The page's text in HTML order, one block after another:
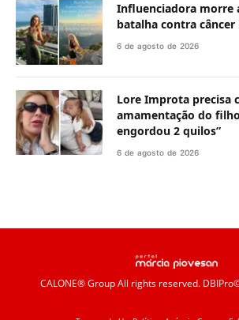
Influenciadora morre
batalha contra câncer
6 de agosto de 2026
Lore Improta precisa
amamentação do
engordou 2 quilos”
6 de agosto de 2026
CALONE® GroupAll rights reserved.